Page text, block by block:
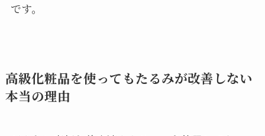
です。
高級化粧品を使ってもたるみが改善しない
本当の理由